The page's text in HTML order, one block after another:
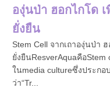
องุ่นป่า ฮอกไกโด
ยั่งยืน
Stem Cell จากเถาองุ่นป่า
ยั่งยืนResverAquaคือStem
ในmedia cultureซึ่งประก
ว่า“Tr...